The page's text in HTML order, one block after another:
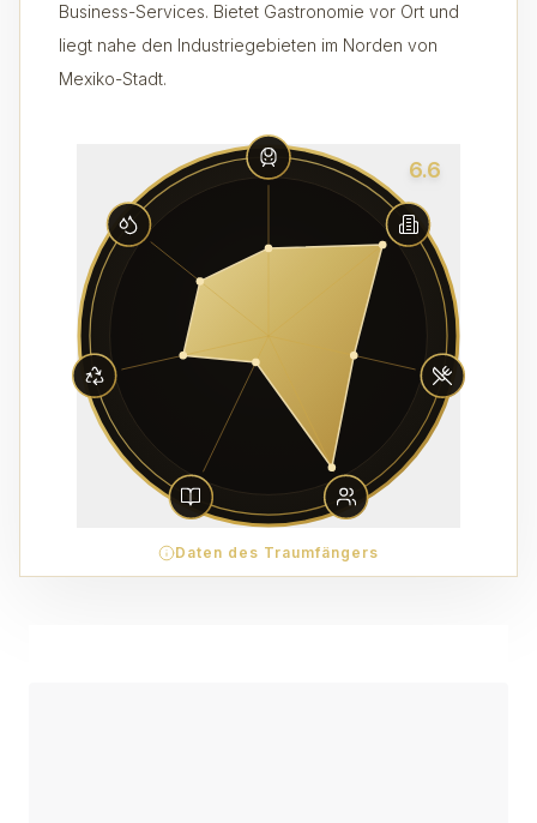
Business-Services. Bietet Gastronomie vor Ort und
liegt nahe den Industriegebieten im Norden von
Mexiko-Stadt.
6.6
Daten des Traumfängers